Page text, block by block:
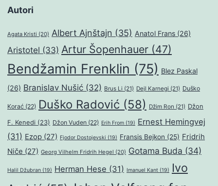
Autori
Agata Kristi (20) Albert Ajnštajn (35) Anatol Frans (26)
Aristotel (33) Artur Šopenhauer (47)
Bendžamin Frenklin (75) Blez Paskal
(26) Branislav Nušić (32) Brus Li (21) Dejl Karnegi (21) Duško
Korać (22) Duško Radović (58) Džim Ron (21) Džon
F. Kenedi (23) Džon Vuden (22) Erih From (19) Ernest Hemingvej
(31) Ezop (27) Fjodor Dostojevski (19) Fransis Bejkon (25) Fridrih
Niče (27) Georg Vilhelm Fridrih Hegel (20) Gotama Buda (34)
Halil Džubran (19) Herman Hese (31) Imanuel Kant (19)
Ivo